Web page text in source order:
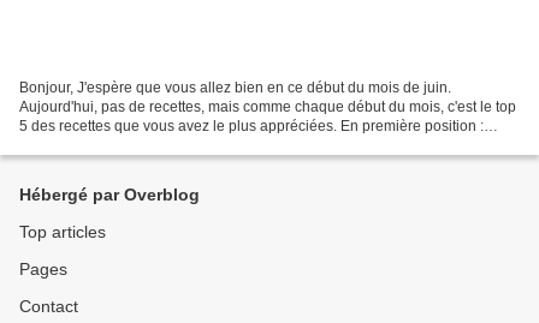
Bonjour, J'espère que vous allez bien en ce début du mois de juin.
Aujourd'hui, pas de recettes, mais comme chaque début du mois, c'est le top
5 des recettes que vous avez le plus appréciées. En première position :
Hébergé par Overblog
Top articles
Pages
Contact